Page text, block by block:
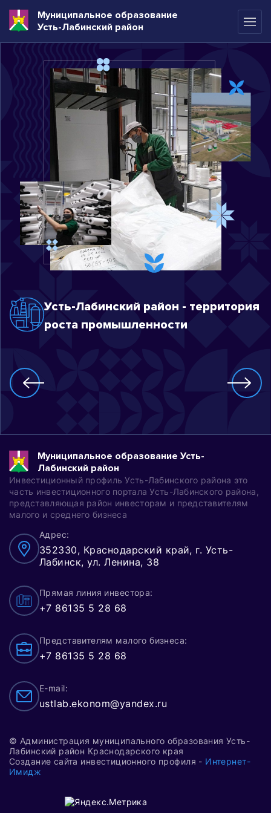
Муниципальное образование
Усть-Лабинский район
Усть-Лабинский район - территория
роста промышленности
Муниципальное образование Усть-
Лабинский район
Инвестиционный профиль Усть-Лабинского района это
часть инвестиционного портала Усть-Лабинского района,
представляющая район инвесторам и представителям
малого и среднего бизнеса
Адрес:
352330, Краснодарский край, г. Усть-
Лабинск, ул. Ленина, 38
Прямая линия инвестора:
+7 86135 5 28 68
Представителям малого бизнеса:
+7 86135 5 28 68
E-mail:
ustlab.ekonom@yandex.ru
© Администрация муниципального образования Усть-
Лабинский район Краснодарского края
Создание сайта инвестиционного профиля - Интернет-
Имидж